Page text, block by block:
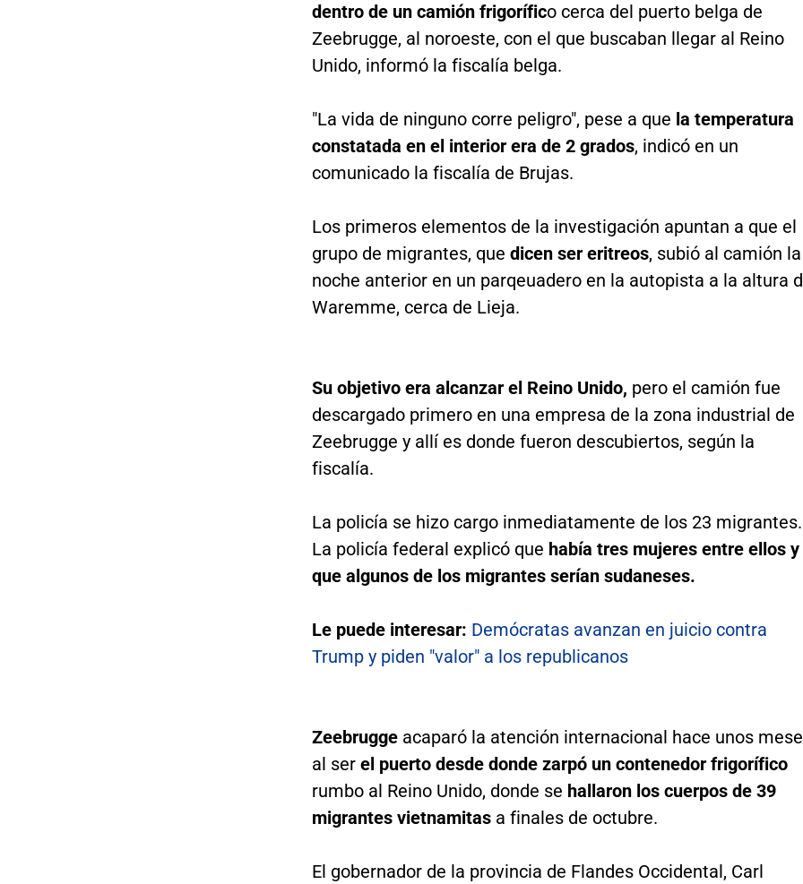
dentro de un camión frigorífico cerca del puerto belga de
Zeebrugge, al noroeste, con el que buscaban llegar al Reino
Unido, informó la fiscalía belga.
"La vida de ninguno corre peligro", pese a que la temperatura
constatada en el interior era de 2 grados, indicó en un
comunicado la fiscalía de Brujas.
Los primeros elementos de la investigación apuntan a que el
grupo de migrantes, que dicen ser eritreos, subió al camión la
noche anterior en un parqeuadero en la autopista a la altura
Waremme, cerca de Lieja.
Su objetivo era alcanzar el Reino Unido, pero el camión fue
descargado primero en una empresa de la zona industrial de
Zeebrugge y allí es donde fueron descubiertos, según la
fiscalía.
La policía se hizo cargo inmediatamente de los 23 migrantes.
La policía federal explicó que había tres mujeres entre ellos y
que algunos de los migrantes serían sudaneses.
Le puede interesar: Demócratas avanzan en juicio contra
Trump y piden "valor" a los republicanos
Zeebrugge acaparó la atención internacional hace unos
al ser el puerto desde donde zarpó un contenedor frigorífico
rumbo al Reino Unido, donde se hallaron los cuerpos de 39
migrantes vietnamitas a finales de octubre.
El gobernador de la provincia de Flandes Occidental, Carl